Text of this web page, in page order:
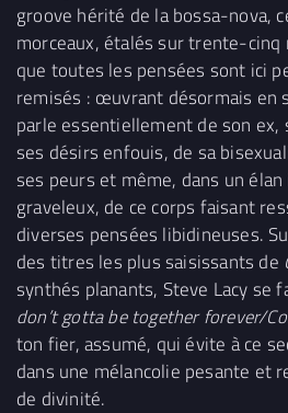
groove hérité de la bossa-nova,
morceaux, étalés sur trente-
que toutes les pensées sont ici
remisés : œuvrant désormais en
parle essentiellement de son ex,
ses désirs enfouis, de sa
ses peurs et même, dans un
graveleux, de ce corps faisant
diverses pensées libidineuses.
des titres les plus saisissants de
synthés planants, Steve Lacy se
don’t gotta be together forever/
ton fier, assumé, qui évite à ce
dans une mélancolie pesante et
de divinité.